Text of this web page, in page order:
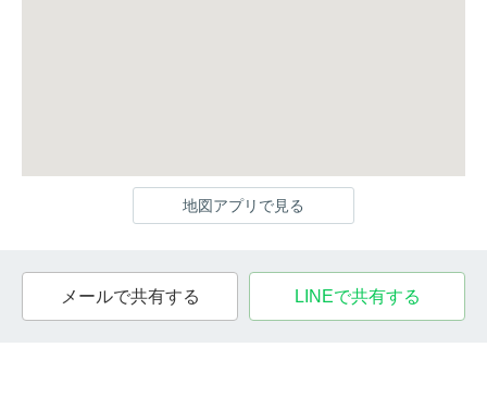
地図アプリで見る
メールで共有する LINEで共有する